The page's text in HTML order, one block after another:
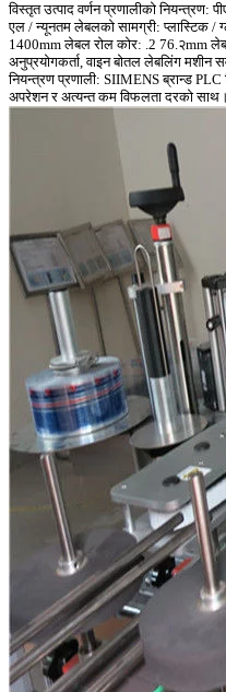
विस्तृत उत्पाद वर्णन प्रणालीको नियन्त्रण:
एल / न्यूनतम लेबलको सामग्री: प्लास्टिक /
1400mm लेबल रोल कोर: .2 76.२mm
अनुप्रयोगकर्ता, वाइन बोतल लेबलिंग मशीन
नियन्त्रण प्रणाली: SIIMENS ब्रान्ड PLC
अपरेशन र अत्यन्त कम विफलता दरको